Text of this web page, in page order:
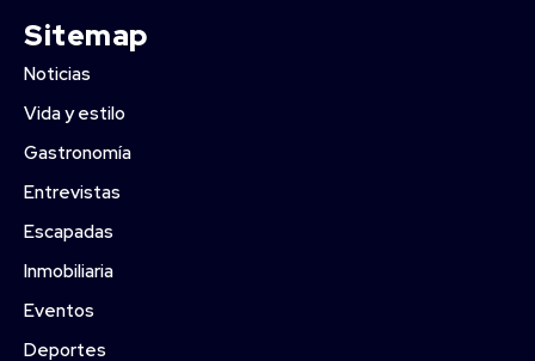
Sitemap
Noticias
Vida y estilo
Gastronomía
Entrevistas
Escapadas
Inmobiliaria
Eventos
Deportes